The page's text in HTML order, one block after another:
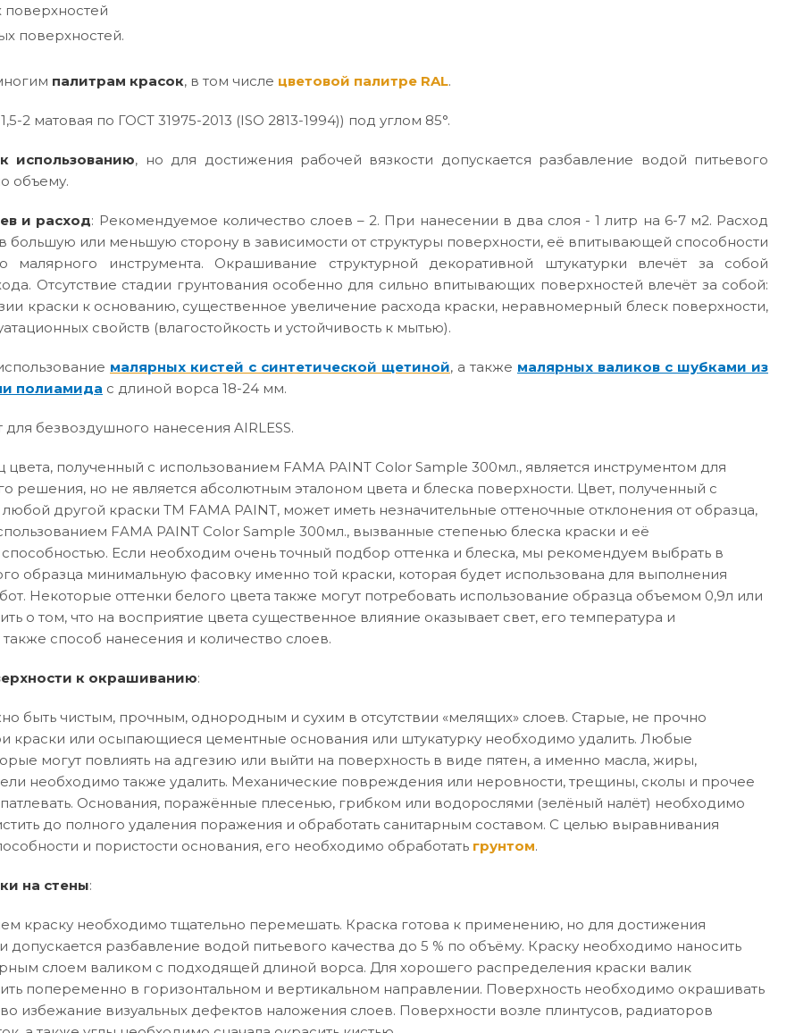
поверхностей.
палитрам красок, в том числе цветовой палитре RAL.
1,5-2 матовая по ГОСТ 31975-2013 (ISO 2813-1994)) под углом 85°.
использованию, но для достижения рабочей вязкости допускается разбавление водой питьевого
объему.
и расход: Рекомендуемое количество слоев – 2. При нанесении в два слоя - 1 литр на 6-7 м2. Расход
большую или меньшую сторону в зависимости от структуры поверхности, её впитывающей способности
малярного инструмента. Окрашивание структурной декоративной штукатурки влечёт за собой
Отсутствие стадии грунтования особенно для сильно впитывающих поверхностей влечёт за собой:
краски к основанию, существенное увеличение расхода краски, неравномерный блеск поверхности,
свойств (влагостойкость и устойчивость к мытью).
малярных кистей с синтетической щетиной, а также малярных валиков с шубками из
полиамида с длиной ворса 18-24 мм.
безвоздушного нанесения AIRLESS.
цвета, полученный с использованием FAMA PAINT Color Sample 300мл., является инструментом для
решения, но не является абсолютным эталоном цвета и блеска поверхности. Цвет, полученный с
другой краски ТМ FAMA PAINT, может иметь незначительные оттеночные отклонения от образца,
FAMA PAINT Color Sample 300мл., вызванные степенью блеска краски и её
Если необходим очень точный подбор оттенка и блеска, мы рекомендуем выбрать в
образца минимальную фасовку именно той краски, которая будет использована для выполнения
Некоторые оттенки белого цвета также могут потребовать использование образца объемом 0,9л или
о том, что на восприятие цвета существенное влияние оказывает свет, его температура и
также способ нанесения и количество слоев.
к окрашиванию:
быть чистым, прочным, однородным и сухим в отсутствии «мелящих» слоев. Старые, не прочно
краски или осыпающиеся цементные основания или штукатурку необходимо удалить. Любые
могут повлиять на адгезию или выйти на поверхность в виде пятен, а именно масла, жиры,
необходимо также удалить. Механические повреждения или неровности, трещины, сколы и прочее
Основания, поражённые плесенью, грибком или водорослями (зелёный налёт) необходимо
до полного удаления поражения и обработать санитарным составом. С целью выравнивания
и пористости основания, его необходимо обработать грунтом.
на стены:
краску необходимо тщательно перемешать. Краска готова к применению, но для достижения
допускается разбавление водой питьевого качества до 5 % по объёму. Краску необходимо наносить
слоем валиком с подходящей длиной ворса. Для хорошего распределения краски валик
попеременно в горизонтальном и вертикальном направлении. Поверхность необходимо окрашивать
во избежание визуальных дефектов наложения слоев. Поверхности возле плинтусов, радиаторов